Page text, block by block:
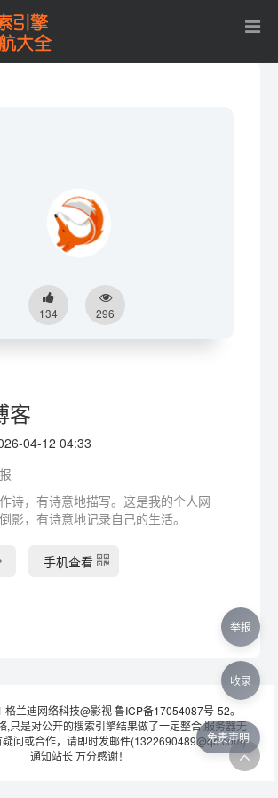
134 296
客
04-12 04:33
诗，有诗意地描写。这是我的个人网
影，有诗意地记录自己的生活。
手机查看
兰迪网络科技@影视鲁ICP备17054087号-52。
,只是对公开的搜索引擎结果做了一定整合,服务器无
问或合作，请即时发邮件(1322690489@qq.com)
通知站长 万分感谢！
免责声明
举报
收录